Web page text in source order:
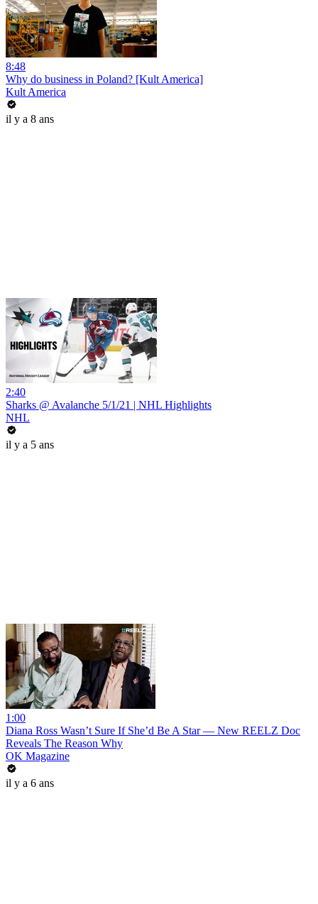
8:48
Why do business in Poland? [Kult America]
Kult America
il y a 8 ans
2:40
Sharks @ Avalanche 5/1/21 | NHL Highlights
NHL
il y a 5 ans
1:00
Diana Ross Wasn’t Sure If She’d Be A Star — New REELZ Doc
Reveals The Reason Why
OK Magazine
il y a 6 ans